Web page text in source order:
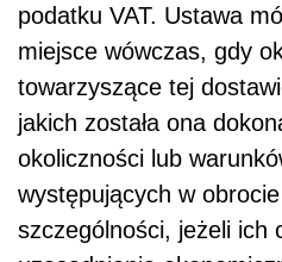
podatku VAT. Ustawa
miejsce wówczas, gdy
towarzyszące tej
jakich została ona
okoliczności lub
występujących w
szczególności, jeżeli ich